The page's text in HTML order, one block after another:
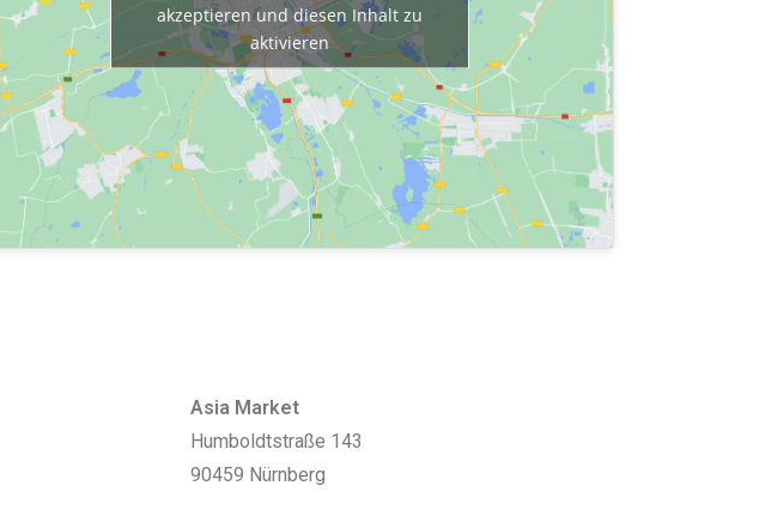
akzeptieren und diesen Inhalt zu
aktivieren
Asia Market
Humboldtstraße 143
90459 Nürnberg